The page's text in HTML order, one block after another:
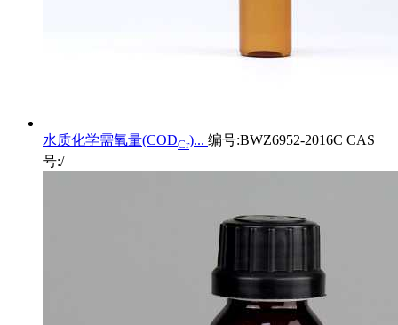
水质化学需氧量(CODCr)... 编号:BWZ6952-2016C CAS
号:/